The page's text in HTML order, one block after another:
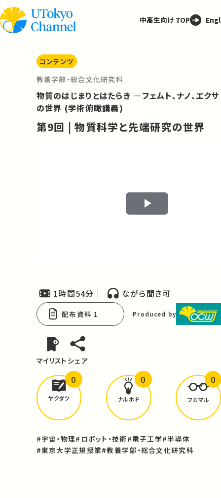
中高生向け TOP
コンテンツ
教養学部・総合文化研究科
物質のはじまりとはたらき ―フェムト、ナノ、エクサ
の世界 (学術俯瞰講義)
第9回 | 物質科学と先端研究の世界
Play
1時間54分 ながら聞き可
配布資料 1 Produced by
マイリスト シェア
どんな学びがありましたか？
ヤクダツ
0
ナルホド
0
フカマル
0
#宇宙・物理#ロボット・技術#電子工学#半導体
#東京大学正規授業#教養学部・総合文化研究科